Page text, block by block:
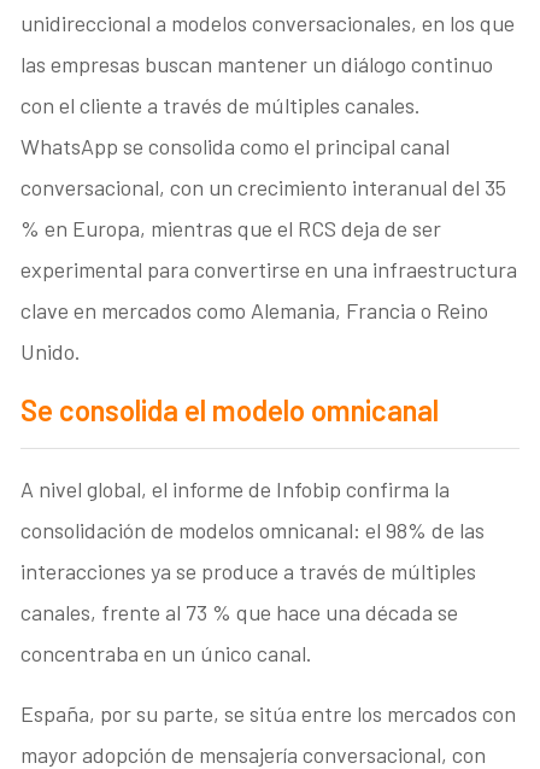
unidireccional a modelos conversacionales, en los que
las empresas buscan mantener un diálogo continuo
con el cliente a través de múltiples canales.
WhatsApp se consolida como el principal canal
conversacional, con un crecimiento interanual del 35
% en Europa, mientras que el RCS deja de ser
experimental para convertirse en una infraestructura
clave en mercados como Alemania, Francia o Reino
Unido.
Se consolida el modelo omnicanal
A nivel global, el informe de Infobip confirma la
consolidación de modelos omnicanal: el 98% de las
interacciones ya se produce a través de múltiples
canales, frente al 73 % que hace una década se
concentraba en un único canal.
España, por su parte, se sitúa entre los mercados con
mayor adopción de mensajería conversacional, con